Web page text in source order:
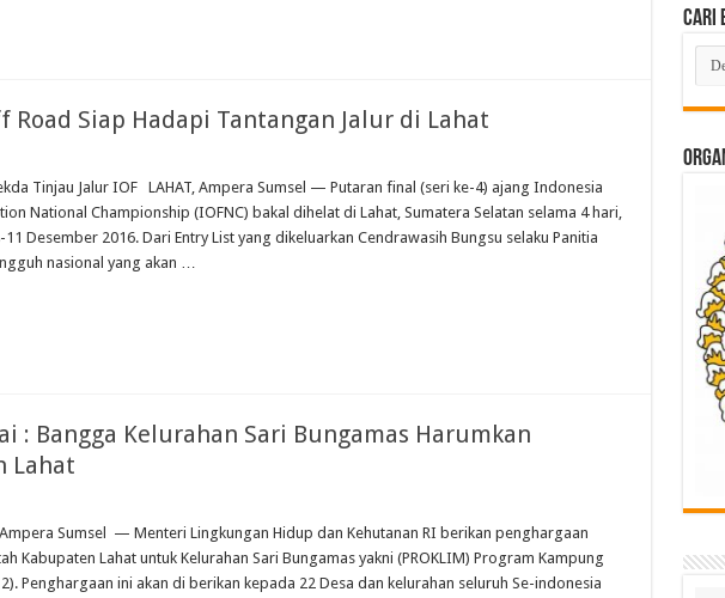
Road Siap Hadapi Tantangan Jalur di Lahat
Tinjau Jalur IOF LAHAT, Ampera Sumsel — Putaran final (seri ke-4) ajang Indonesia
National Championship (IOFNC) bakal dihelat di Lahat, Sumatera Selatan selama 4 hari,
Desember 2016. Dari Entry List yang dikeluarkan Cendrawasih Bungsu selaku Panitia
nasional yang akan …
: Bangga Kelurahan Sari Bungamas Harumkan
Lahat
Ampera Sumsel — Menteri Lingkungan Hidup dan Kehutanan RI berikan penghargaan
Kabupaten Lahat untuk Kelurahan Sari Bungamas yakni (PROKLIM) Program Kampung
Penghargaan ini akan di berikan kepada 22 Desa dan kelurahan seluruh Se-indonesia
Cari
Cari
di